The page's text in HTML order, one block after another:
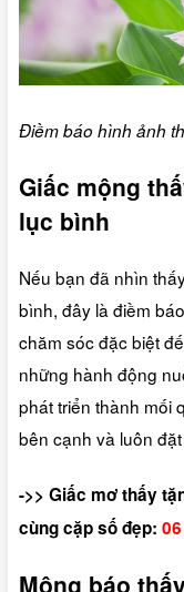
Điềm báo hình ảnh
Giấc mộng
lục bình
Nếu bạn đã nhìn
bình, đây là điềm
chăm sóc đặc biệt
những hành động
phát triển thành mối
bên cạnh và luôn
->> Giấc mơ thấy
cùng cặp số đẹp:
Mộng báo